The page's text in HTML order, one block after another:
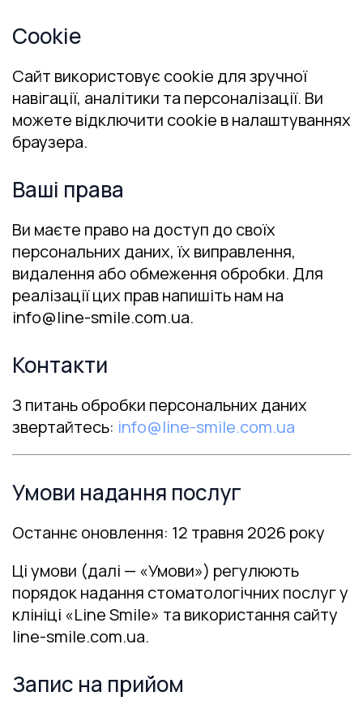
Cookie
Сайт використовує cookie для зручної
навігації, аналітики та персоналізації. Ви
можете відключити cookie в налаштуваннях
браузера.
Ваші права
Ви маєте право на доступ до своїх
персональних даних, їх виправлення,
видалення або обмеження обробки. Для
реалізації цих прав напишіть нам на
info@line-smile.com.ua.
Контакти
З питань обробки персональних даних
звертайтесь: info@line-smile.com.ua
Умови надання послуг
Останнє оновлення: 12 травня 2026 року
Ці умови (далі — «Умови») регулюють
порядок надання стоматологічних послуг у
клініці «Line Smile» та використання сайту
line-smile.com.ua.
Запис на прийом